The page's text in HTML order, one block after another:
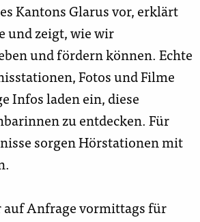
Kantons Glarus vor, erklärt
und zeigt, wie wir
und fördern können. Echte
Fotos und Filme
Infos laden ein, diese
zu entdecken. Für
sorgen Hörstationen mit
auf Anfrage vormittags für